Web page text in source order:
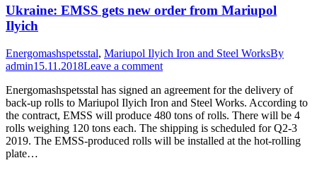
Ukraine: EMSS gets new order from Mariupol
Ilyich
Energomashspetsstal, Mariupol Ilyich Iron and Steel WorksBy
admin15.11.2018Leave a comment
Energomashspetsstal has signed an agreement for the delivery of
back-up rolls to Mariupol Ilyich Iron and Steel Works. According to
the contract, EMSS will produce 480 tons of rolls. There will be 4
rolls weighing 120 tons each. The shipping is scheduled for Q2-3
2019. The EMSS-produced rolls will be installed at the hot-rolling
plate…